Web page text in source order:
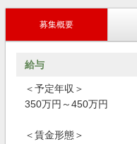
募集概要
給与
＜予定年収＞
350万円～450万円
＜賃金形態＞